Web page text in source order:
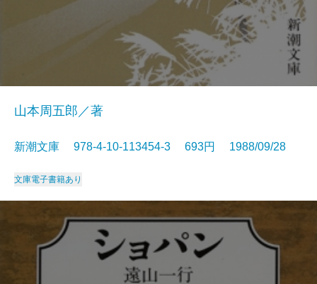
山本周五郎／著
新潮文庫 978-4-10-113454-3 693円 1988/09/28
文庫電子書籍あり